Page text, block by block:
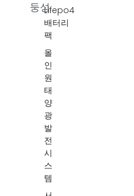
Lifepo4
배터리
팩
올
인
원
태
양
광
발
전
시
스
템
둥성.